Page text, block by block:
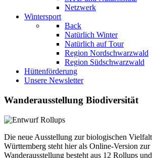
Netzwerk
Wintersport
Back
Natürlich Winter
Natürlich auf Tour
Region Nordschwarzwald
Region Südschwarzwald
Hüttenförderung
Unsere Newsletter
Wanderausstellung Biodiversität
Die neue Ausstellung zur biologischen
Württemberg steht hier als Online-Version
Wanderausstellung besteht aus 12 Rollups